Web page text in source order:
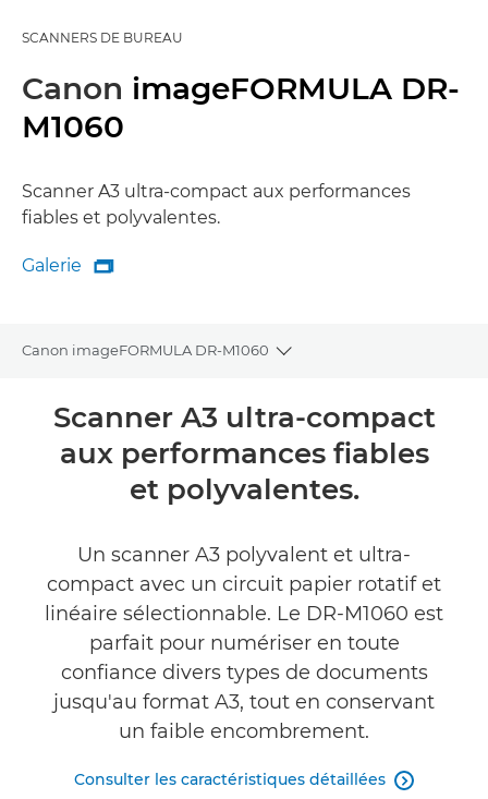
SCANNERS DE BUREAU
Canon imageFORMULA DR-
M1060
Scanner A3 ultra-compact aux performances
fiables et polyvalentes.
Galerie
Galerie

Canon imageFORMULA DR-M1060
Toggle breadcrumbs
Présentation
Caractéristiques
Scanner A3 ultra-compact
aux performances fiables
et polyvalentes.
Un scanner A3 polyvalent et ultra-
compact avec un circuit papier rotatif et
linéaire sélectionnable. Le DR-M1060 est
parfait pour numériser en toute
confiance divers types de documents
jusqu'au format A3, tout en conservant
un faible encombrement.
Consulter les caractéristiques détaillées 